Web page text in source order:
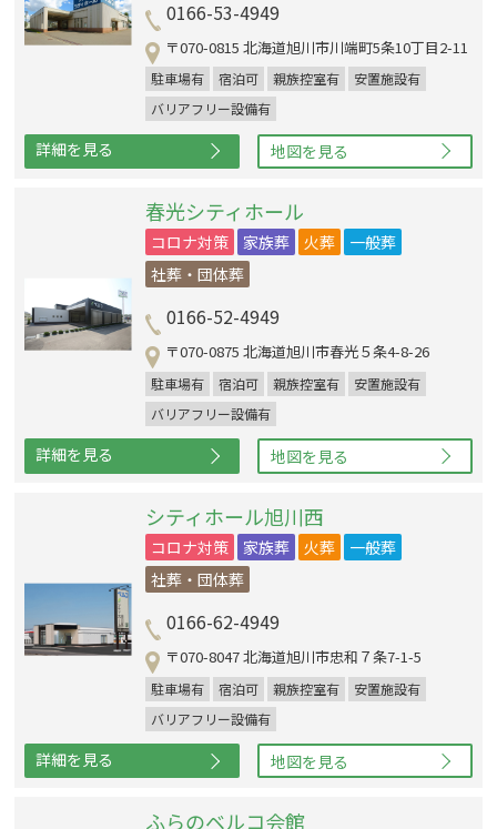
0166-53-4949
〒070-0815 北海道旭川市川端町5条10丁目2-11
駐車場有 宿泊可 親族控室有
安置施設有
バリアフリー設備有
詳細を見る 地図を見る
春光シティホール
コロナ対策 家族葬 火葬
一般葬
社葬・団体葬
0166-52-4949
〒070-0875 北海道旭川市春光５条4-8-26
駐車場有 宿泊可 親族控室有
安置施設有
バリアフリー設備有
詳細を見る 地図を見る
シティホール旭川西
コロナ対策 家族葬 火葬
一般葬
社葬・団体葬
0166-62-4949
〒070-8047 北海道旭川市忠和７条7-1-5
駐車場有 宿泊可 親族控室有
安置施設有
バリアフリー設備有
詳細を見る 地図を見る
ふらのベルコ会館